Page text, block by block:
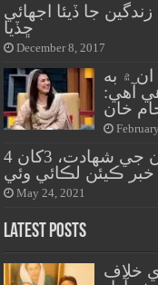
جا ڏيئا اجهائي
ڇڏيا
December 8, 2017
۾ به
آهي:
خان
شڪارپور ٽن پوليس اهلڪارن جي شهادت، 3کان 4
ڪيئن لڪائي وئي
May 24, 2021
Latest Posts
خلاف